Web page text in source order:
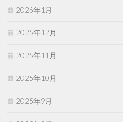
2026年1月
2025年12月
2025年11月
2025年10月
2025年9月